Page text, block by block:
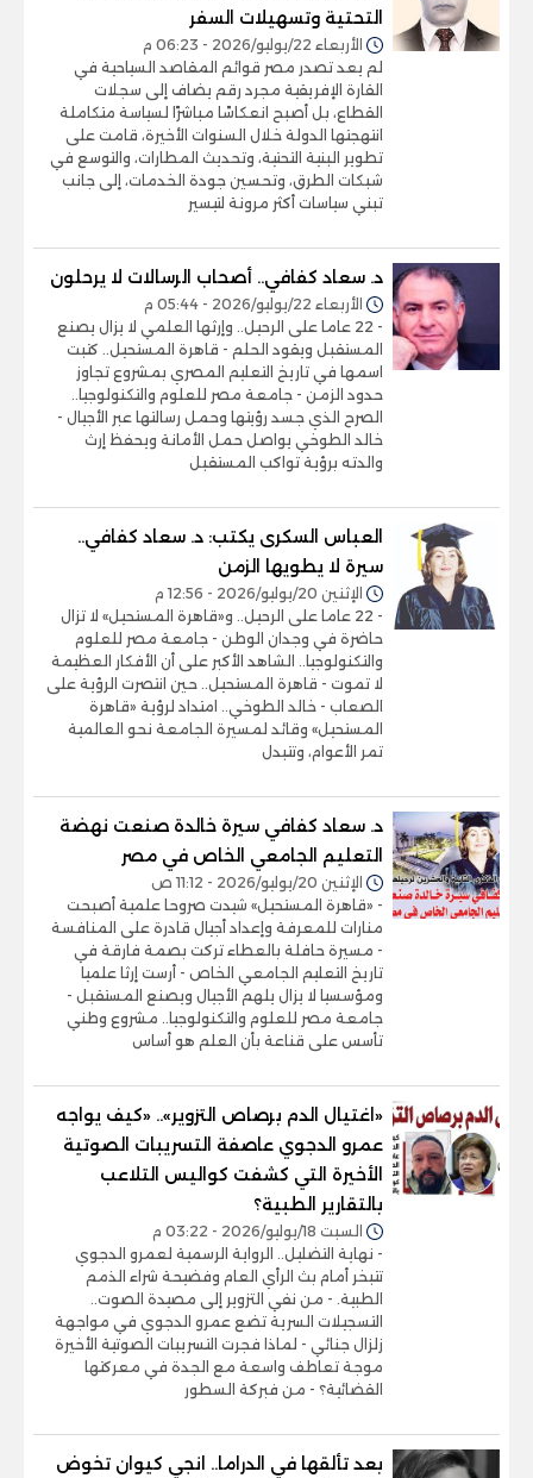
التحتية وتسهيلات السفر
الأربعاء 22/يوليو/2026 - 06:23 م
لم يعد تصدر مصر قوائم المقاصد السياحية في
القارة الإفريقية مجرد رقم يضاف إلى سجلات
القطاع، بل أصبح انعكاسًا مباشرًا لسياسة متكاملة
انتهجتها الدولة خلال السنوات الأخيرة، قامت على
تطوير البنية التحتية، وتحديث المطارات، والتوسع في
شبكات الطرق، وتحسين جودة الخدمات، إلى جانب
تبني سياسات أكثر مرونة لتيسير
د. سعاد كفافي.. أصحاب الرسالات لا يرحلون
الأربعاء 22/يوليو/2026 - 05:44 م
- 22 عاما على الرحيل.. وإرثها العلمي لا يزال يصنع
المستقبل ويقود الحلم - قاهرة المستحيل.. كتبت
اسمها في تاريخ التعليم المصري بمشروع تجاوز
حدود الزمن - جامعة مصر للعلوم والتكنولوجيا..
الصرح الذي جسد رؤيتها وحمل رسالتها عبر الأجيال -
خالد الطوخي يواصل حمل الأمانة ويحفظ إرث
والدته برؤية تواكب المستقبل
العباس السكرى يكتب: د. سعاد كفافي..
سيرة لا يطويها الزمن
الإثنين 20/يوليو/2026 - 12:56 م
- 22 عاما على الرحيل.. و«قاهرة المستحيل» لا تزال
حاضرة في وجدان الوطن - جامعة مصر للعلوم
والتكنولوجيا.. الشاهد الأكبر على أن الأفكار العظيمة
لا تموت - قاهرة المستحيل.. حين انتصرت الرؤية على
الصعاب - خالد الطوخي.. امتداد لرؤية «قاهرة
المستحيل» وقائد لمسيرة الجامعة نحو العالمية
تمر الأعوام، وتتبدل
د. سعاد كفافي سيرة خالدة صنعت نهضة
التعليم الجامعي الخاص في مصر
الإثنين 20/يوليو/2026 - 11:12 ص
- «قاهرة المستحيل» شيدت صروحا علمية أصبحت
منارات للمعرفة وإعداد أجيال قادرة على المنافسة
- مسيرة حافلة بالعطاء تركت بصمة فارقة في
تاريخ التعليم الجامعي الخاص - أرست إرثا علميا
ومؤسسيا لا يزال يلهم الأجيال ويصنع المستقبل -
جامعة مصر للعلوم والتكنولوجيا.. مشروع وطني
تأسس على قناعة بأن العلم هو أساس
«اغتيال الدم برصاص التزوير».. «كيف يواجه
عمرو الدجوي عاصفة التسريبات الصوتية
الأخيرة التي كشفت كواليس التلاعب
بالتقارير الطبية؟
السبت 18/يوليو/2026 - 03:22 م
- نهاية التضليل.. الرواية الرسمية لعمرو الدجوي
تتبخر أمام بث الرأي العام وفضيحة شراء الذمم
الطبية. - من نفي التزوير إلى مصيدة الصوت..
التسجيلات السرية تضع عمرو الدجوي في مواجهة
زلزال جنائي - لماذا فجرت التسريبات الصوتية الأخيرة
موجة تعاطف واسعة مع الجدة في معركتها
القضائية؟ - من فبركة السطور
بعد تألقها في الدراما.. انجي كيوان تخوض